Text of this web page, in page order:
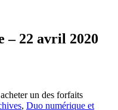
– 22 avril 2020
un des forfaits
, Duo numérique et